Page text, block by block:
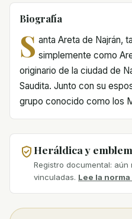
Biografía
S anta Areta de Najrán,
simplemente como
originario de la ciudad de
Saudita. Junto con su
grupo conocido como los
Heráldica y
Registro documental:
vinculadas. Lee la